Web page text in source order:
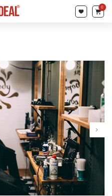
товаров
0